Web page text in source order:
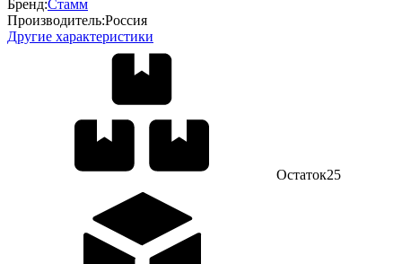
Бренд:Стамм
Производитель:Россия
Другие характеристики
Остаток25